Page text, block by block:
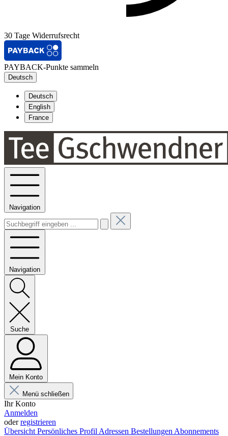
30 Tage Widerrufsrecht
PAYBACK-Punkte sammeln
Deutsch
Deutsch
English
France
Navigation
Navigation
Suche
Mein Konto
Menü schließen
Ihr Konto
Anmelden
oderregistrieren
Übersicht Persönliches Profil Adressen Bestellungen Abonnements